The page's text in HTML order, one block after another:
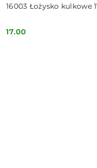
16003 Łożysko kulkowe
Cena:
17.00